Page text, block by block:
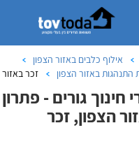
אילוף כלבים באזור הצפון
התנהגות באזור הצפון
זכר באזור
חינוך גורים -
הצפון, זכר